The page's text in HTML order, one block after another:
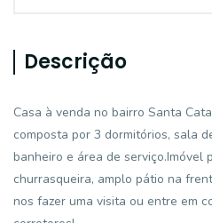
Descrição
Casa à venda no bairro Santa
composta por 3 dormitórios, sala
banheiro e área de serviço.Imóvel
churrasqueira, amplo pátio na
nos fazer uma visita ou entre em